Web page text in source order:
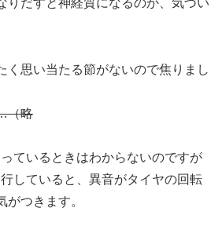
く思い当たる節がないので焦りまし
（略
ているときはわからないのですが
していると、異音がタイヤの回転
がつきます。